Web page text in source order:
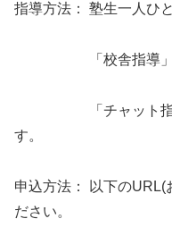
指導方法： 塾生一人ひ
「校舎指導」「
「チャット指導」
す。
申込方法： 以下のURL(
ださい。